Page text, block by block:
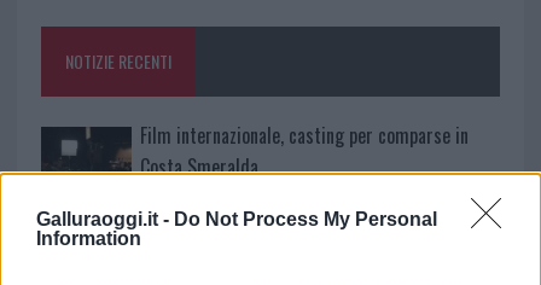
Galluraoggi.it - Do Not Process My Personal
Information
o
k
p
NOTIZIE RECENTI
Film internazionale, casting per comparse in
Costa Smeralda
Porto Rotondo ospita la grande sfida della vela